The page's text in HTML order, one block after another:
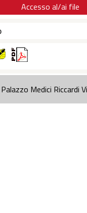
Accesso al/ai file
Medici Riccardi